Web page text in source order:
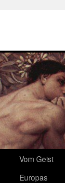
Vom Geist
Europas